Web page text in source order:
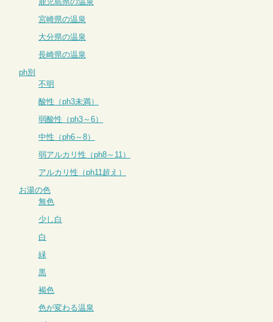
宮崎県の温泉
大分県の温泉
長崎県の温泉
ph別
不明
酸性（ph3未満）
弱酸性（ph3～6）
中性（ph6～8）
弱アルカリ性（ph8～11）
アルカリ性（ph11超え）
お湯の色
無色
少し白
白
緑
黒
褐色
色が変わる温泉